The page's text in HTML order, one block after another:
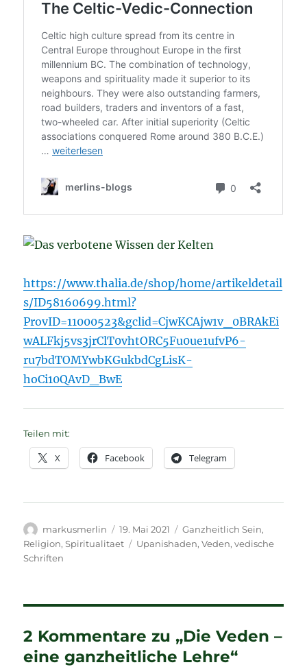
https://www.thalia.de/shop/home/artikeldetail
s/ID58160699.html?
ProvID=11000523&gclid=CjwKCAjw1v_0BRAkEi
wALFkj5vs3jrClT0vhtORC5Fu0ue1ufvP6-
ru7bdTOMYwbKGukbdCgLisK-
hoCi10QAvD_BwE
Teilen mit:
X Facebook Telegram
Autor
markusmerlin
Veröffentlicht
am
19. Mai 2021 Kategorien
Ganzheitlich Sein,
Religion,Spiritualitaet Schlagwörter
Upanishaden,Veden,vedische
Schriften
2 Kommentare zu „Die Veden –
eine ganzheitliche Lehre“